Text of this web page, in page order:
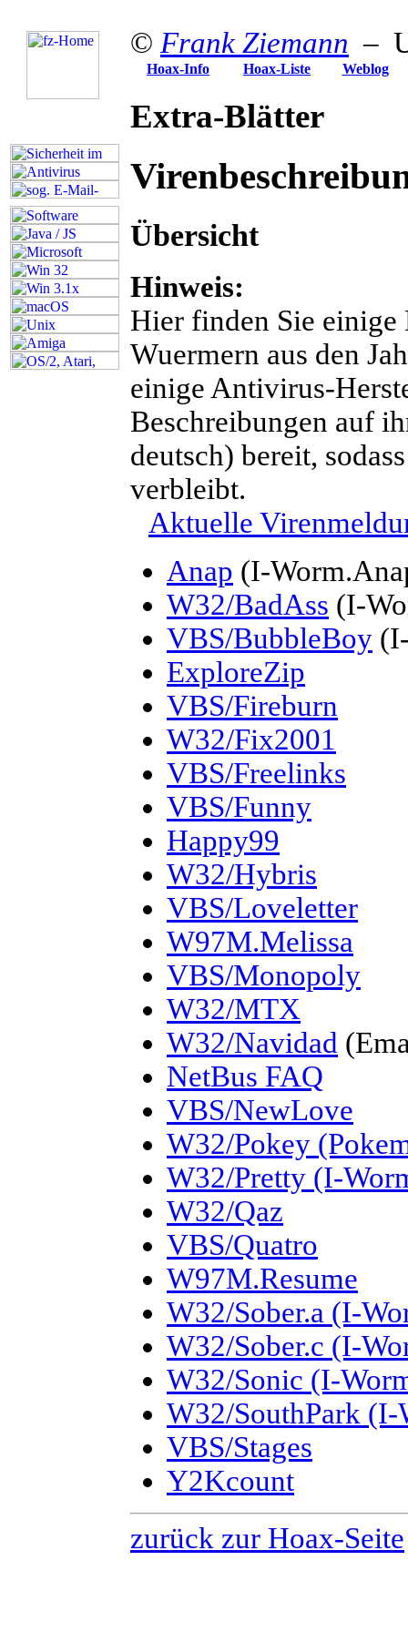
© Frank Ziemann –
Hoax-Info Hoax-Liste Weblog
Extra-Blätter
Übersicht
Hinweis:
Hier finden Sie einige
Wuermern aus den
einige Antivirus-
Beschreibungen auf
deutsch) bereit,
verbleibt.
Aktuelle
Anap (I-
W32/BadAss (I-
VBS/BubbleBoy
ExploreZip
VBS/Fireburn
W32/Fix2001
VBS/Freelinks
VBS/Funny
Happy99
W32/Hybris
VBS/Loveletter
W97M.Melissa
VBS/Monopoly
W32/MTX
W32/Navidad
NetBus FAQ
VBS/NewLove
W32/Pokey
W32/Pretty (I-
W32/Qaz
VBS/Quatro
W97M.Resume
W32/Sober.a (I-
W32/Sober.c (I-
W32/Sonic (I-
W32/SouthPark (I-
VBS/Stages
Y2Kcount
zurück zur Hoax-Seite